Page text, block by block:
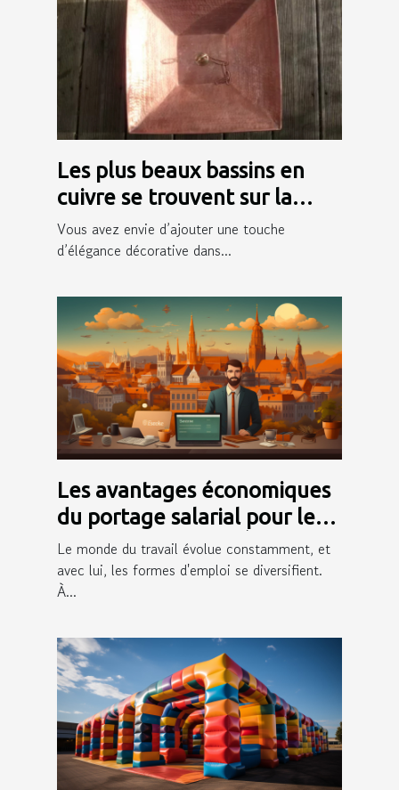
Les plus beaux bassins en
cuivre se trouvent sur la
boutique en ligne Chaînes de
Pluie !
Vous avez envie d’ajouter une touche
d’élégance décorative dans...
Les avantages économiques
du portage salarial pour les
freelances à Saint-Étienne
Le monde du travail évolue constamment, et
avec lui, les formes d'emploi se diversifient.
À...